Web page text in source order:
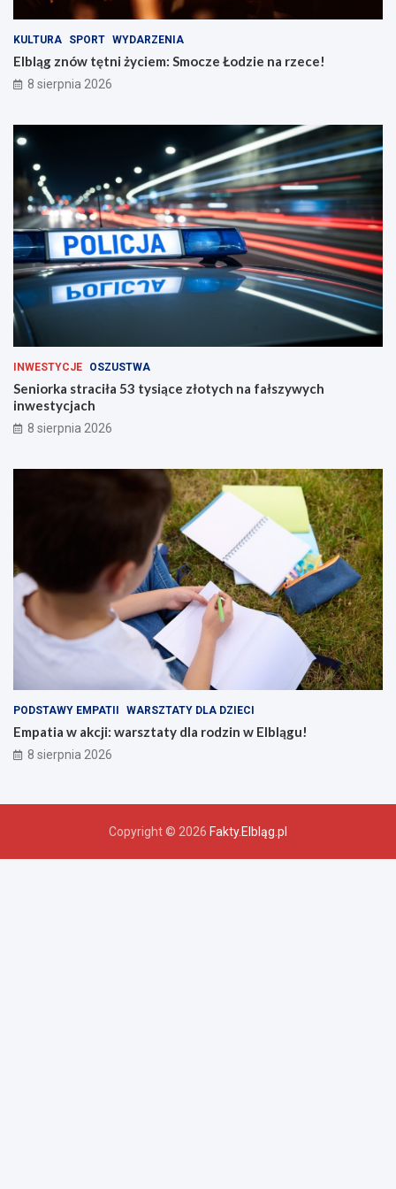
i
n
d
r
a
c
e
!
KULTURA SPORT WYDARZENIA
Elbląg znów tętni życiem: Smocze Łodzie na rzece!
8 sierpnia 2026
INWESTYCJE OSZUSTWA
Seniorka straciła 53 tysiące złotych na fałszywych
inwestycjach
8 sierpnia 2026
PODSTAWY EMPATII WARSZTATY DLA DZIECI
Empatia w akcji: warsztaty dla rodzin w Elblągu!
8 sierpnia 2026
Copyright © 2026 Fakty.Elbląg.pl